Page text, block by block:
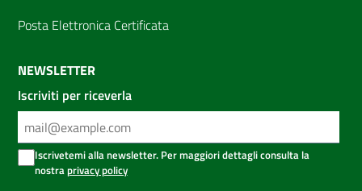
Posta Elettronica Certificata
NEWSLETTER
Iscriviti per riceverla
Iscrivetemi alla newsletter. Per maggiori dettagli consulta la
nostraprivacy policy